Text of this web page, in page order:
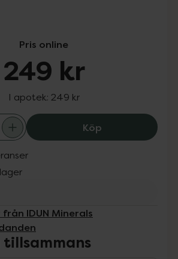
Pris online
249 kr
I apotek: 249 kr
KöpIDUN Minerals
IDUN Minerals